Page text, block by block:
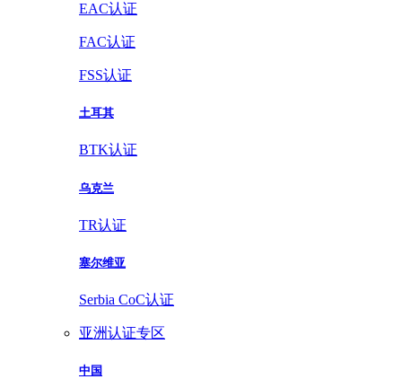
EAC认证
FAC认证
FSS认证
土耳其
BTK认证
乌克兰
TR认证
塞尔维亚
Serbia CoC认证
亚洲认证专区
中国